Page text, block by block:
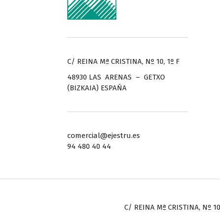
C/ REINA Mª CRISTINA, Nº 10, 1º F
48930 LAS ARENAS – GETXO
(BIZKAIA) ESPAÑA
comercial@ejestru.es
94 480 40 44
C/ REINA Mª CRISTINA, Nº